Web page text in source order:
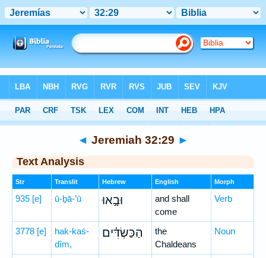
Hebrew> Jeremiah 32:29
◄ Jeremiah 32:29 ►
Text Analysis
Str Translit Hebrew English Morph
935 [e] ū-ḇā-’ū וּבָ֣אוּ
and shall
come
Verb
3778 [e]
hak-kaś-
dîm,
הַכַּשְׂדִּ֗ים
the
Chaldeans
Noun